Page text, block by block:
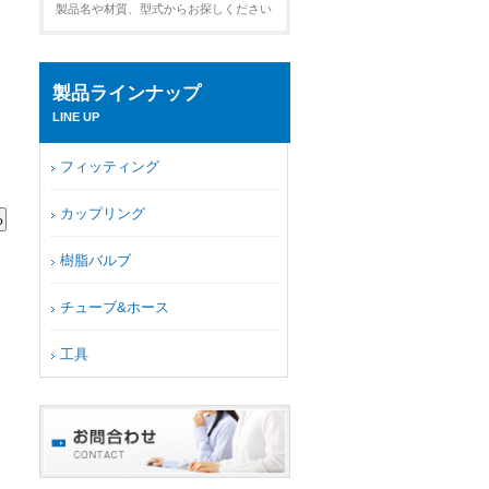
製品名や材質、型式からお探しください
製品ラインナップ
LINE UP
フィッティング
カップリング
樹脂バルブ
チューブ&ホース
工具